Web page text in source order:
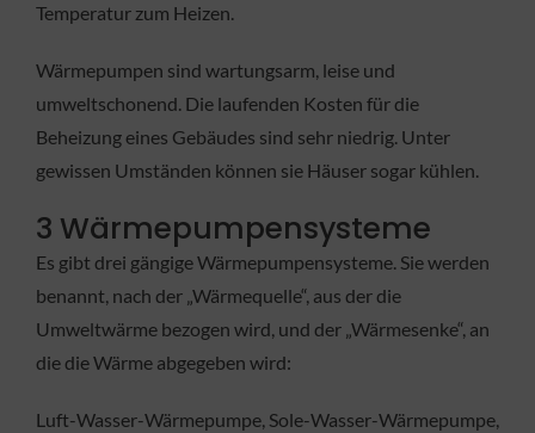
KONTAKT
Temperatur zum Heizen.
Wärmepumpen sind wartungsarm, leise und
umweltschonend. Die laufenden Kosten für die
Beheizung eines Gebäudes sind sehr niedrig. Unter
gewissen Umständen können sie Häuser sogar kühlen.
3 Wärmepumpensysteme
Es gibt drei gängige Wärmepumpensysteme. Sie werden
benannt, nach der „Wärmequelle“, aus der die
Umweltwärme bezogen wird, und der „Wärmesenke“, an
die die Wärme abgegeben wird:
Luft-Wasser-Wärmepumpe, Sole-Wasser-Wärmepumpe,